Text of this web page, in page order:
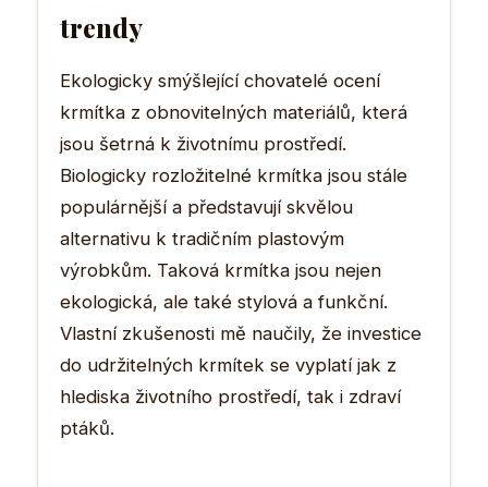
trendy
Ekologicky smýšlející chovatelé ocení
krmítka z obnovitelných materiálů, která
jsou šetrná k životnímu prostředí.
Biologicky rozložitelné krmítka jsou stále
populárnější a představují skvělou
alternativu k tradičním plastovým
výrobkům. Taková krmítka jsou nejen
ekologická, ale také stylová a funkční.
Vlastní zkušenosti mě naučily, že investice
do udržitelných krmítek se vyplatí jak z
hlediska životního prostředí, tak i zdraví
ptáků.